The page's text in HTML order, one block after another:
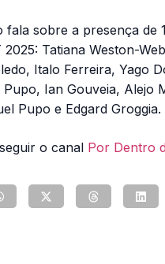
fala sobre a presença de
Tatiana Weston-
Italo Ferreira, Yago
Pupo, Ian Gouveia, Alejo
Pupo e Edgard Groggia.
o canal Por Dentro